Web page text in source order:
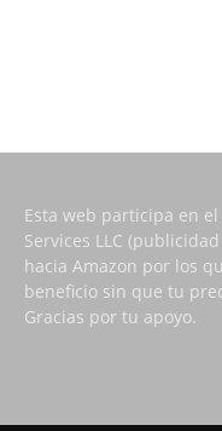
Esta web participa en
Services LLC
hacia Amazon por los
beneficio sin que tu
Gracias por tu apoyo.